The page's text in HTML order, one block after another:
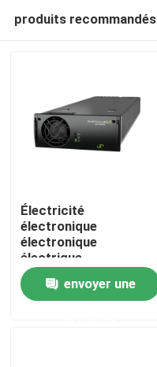
Accueil
produits recommandés
Électricité
électronique
électronique
électrique
électronique
électronique
électronique
envoyer une